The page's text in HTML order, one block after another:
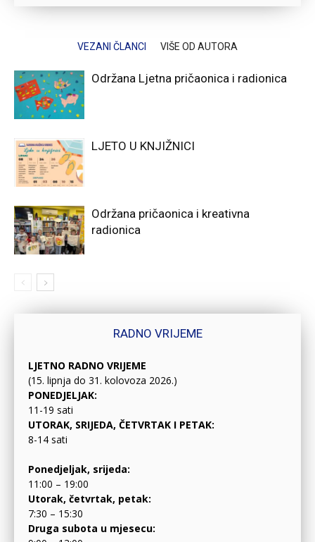
VEZANI ČLANCI VIŠE OD AUTORA
Održana Ljetna pričaonica i radionica
LJETO U KNJIŽNICI
Održana pričaonica i kreativna
radionica
RADNO VRIJEME
LJETNO RADNO VRIJEME
(15. lipnja do 31. kolovoza 2026.)
PONEDJELJAK:
11-19 sati
UTORAK, SRIJEDA, ČETVRTAK I PETAK:
8-14 sati
Ponedjeljak, srijeda:
11:00 – 19:00
Utorak, četvrtak, petak:
7:30 – 15:30
Druga subota u mjesecu: